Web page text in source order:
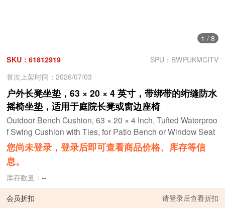
1 / 8
SKU：61812919
SPU：BWPUKMCITV
首次上架时间：2026/07/03
户外长凳坐垫，63 × 20 × 4 英寸，带绑带的绗缝防水
摇椅坐垫，适用于庭院长凳或窗边座椅
Outdoor Bench Cushion, 63 × 20 × 4 Inch, Tufted Waterproo
f Swing Cushion with Ties, for Patio Bench or Window Seat
您尚未登录，登录后即可查看商品价格、库存等信
息。
库存数量：--
会员折扣 请登录后查看折扣